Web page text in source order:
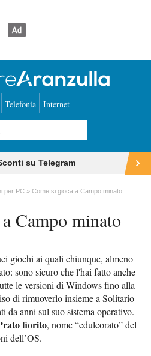
Telefonia Internet
su Telegram
per PC Come si gioca a Campo minato
Campo minato
giochi ai quali chiunque, almeno
sono sicuro che l'hai fatto anche
le versioni di Windows fino alla
di rimuoverlo insieme a Solitario
da anni sul suo sistema operativo.
fiorito, nome “edulcorato” del
dell’OS.